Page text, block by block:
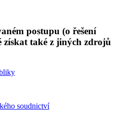
postupu (o řešení
získat také z jiných zdrojů
soudnictví